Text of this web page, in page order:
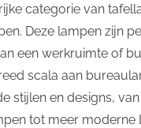
categorie van
Deze lampen zijn
een werkruimte of
scala aan
stijlen en designs,
tot meer moderne